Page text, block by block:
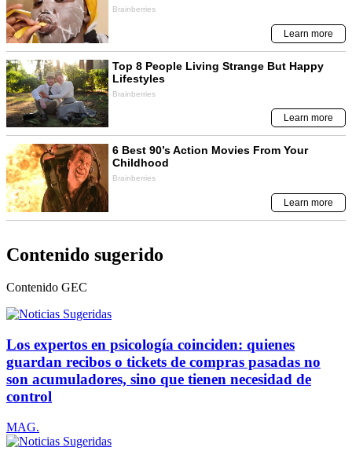
Contenido sugerido
Contenido GEC
Los expertos en psicología coinciden: quienes
guardan recibos o tickets de compras pasadas no
son acumuladores, sino que tienen necesidad de
control
MAG.